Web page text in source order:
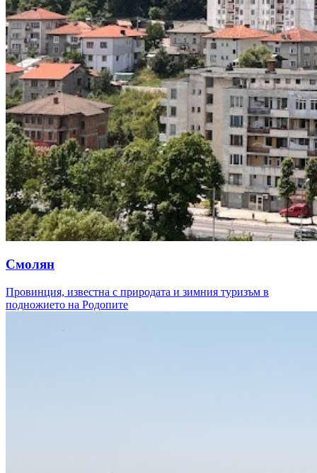
Смолян
Провинция, известна с природата и зимния туризъм в
подножието на Родопите